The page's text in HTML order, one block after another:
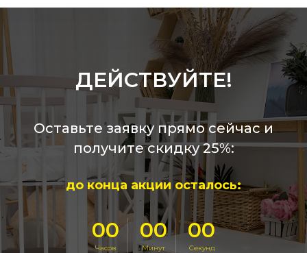
ДЕЙСТВУЙТЕ!
Оставьте заявку прямо сейчас и
получите скидку 25%:
до конца акции осталось:
00
Часов
00
Минут
00
Секунд